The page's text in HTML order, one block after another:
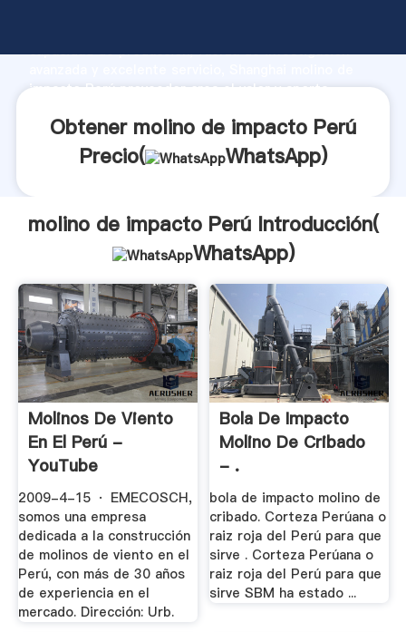
capacidad de producción, fuerza de investigación
impacto Perú proveedor crea el valor y aporta
Obtener molino de impacto Perú
Precio(
WhatsApp)
molino de impacto Perú Introducción(
WhatsApp)
Molinos De Viento
En El Perú -
YouTube
2009-4-15 · EMECOSCH,
somos una empresa
dedicada a la construcción
de molinos de viento en el
Perú, con más de 30 años
de experiencia en el
mercado. Dirección: Urb.
Bola De Impacto
Molino De Cribado
- .
bola de impacto molino de
cribado. Corteza Perúana o
raiz roja del Perú para que
sirve . Corteza Perúana o
raiz roja del Perú para que
sirve SBM ha estado ...